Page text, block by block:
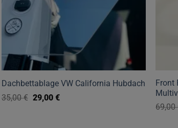
Dachbettablage VW California Hubdach
35,00€ Ursprünglicher
Preis
29,00 €Aktueller
Front
69,00